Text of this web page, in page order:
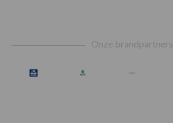
Onze brandpartners